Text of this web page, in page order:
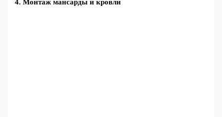
4. Монтаж мансарды и кровли